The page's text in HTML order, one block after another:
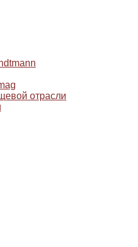
отрасли